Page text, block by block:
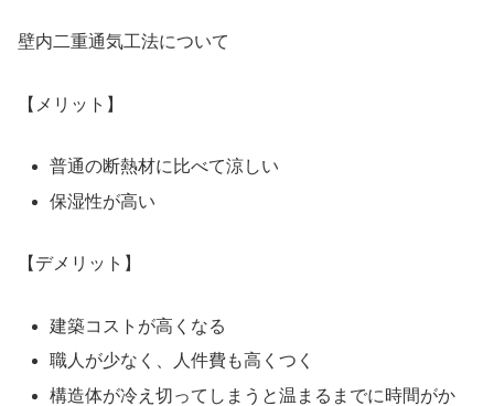
壁内二重通気工法について
【メリット】
普通の断熱材に比べて涼しい
保湿性が高い
【デメリット】
建築コストが高くなる
職人が少なく、人件費も高くつく
構造体が冷え切ってしまうと温まるまでに時間がか